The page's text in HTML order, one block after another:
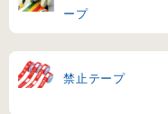
ープ
禁止テープ